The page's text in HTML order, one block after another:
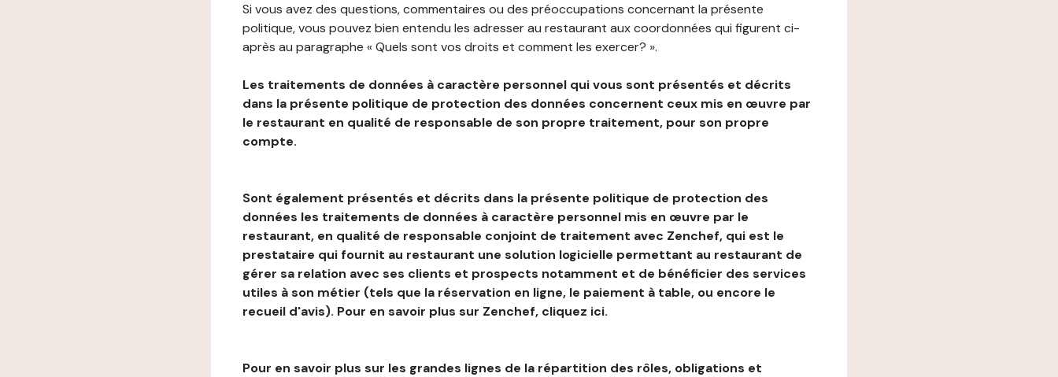
Si vous avez des questions, commentaires ou des préoccupations concernant la présente
politique, vous pouvez bien entendu les adresser au restaurant aux coordonnées qui figurent ci-
après au paragraphe « Quels sont vos droits et comment les exercer? ».
Les traitements de données à caractère personnel qui vous sont présentés et décrits
dans la présente politique de protection des données concernent ceux mis en œuvre par
le restaurant en qualité de responsable de son propre traitement, pour son propre
compte.
Sont également présentés et décrits dans la présente politique de protection des
données les traitements de données à caractère personnel mis en œuvre par le
restaurant, en qualité de responsable conjoint de traitement avec Zenchef, qui est le
prestataire qui fournit au restaurant une solution logicielle permettant au restaurant de
gérer sa relation avec ses clients et prospects notamment et de bénéficier des services
utiles à son métier (tels que la réservation en ligne, le paiement à table, ou encore le
recueil d'avis). Pour en savoir plus sur Zenchef, cliquez ici.
Pour en savoir plus sur les grandes lignes de la répartition des rôles, obligations et